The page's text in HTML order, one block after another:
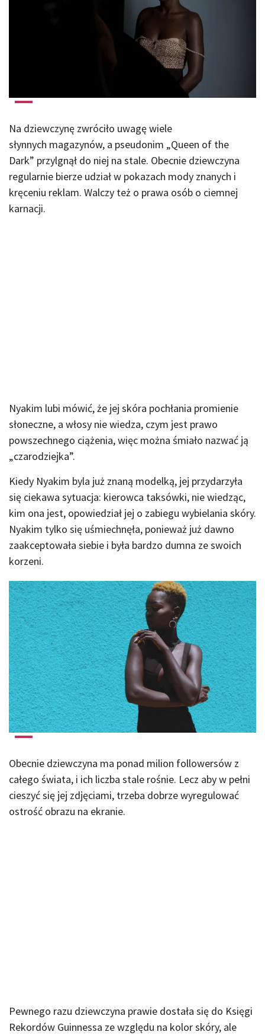
Na dziewczynę zwróciło uwagę wiele
słynnych magazynów, a pseudonim „Queen of the
Dark” przylgnął do niej na stale. Obecnie dziewczyna
regularnie bierze udział w pokazach mody znanych i
kręceniu reklam. Walczy też o prawa osób o ciemnej
karnacji.
Nyakim lubi mówić, że jej skóra pochłania promienie
słoneczne, a włosy nie wiedza, czym jest prawo
powszechnego ciążenia, więc można śmiało nazwać ją
„czarodziejka”.
Kiedy Nyakim byla już znaną modelką, jej przydarzyła
się ciekawa sytuacja: kierowca taksówki, nie wiedząc,
kim ona jest, opowiedział jej o zabiegu wybielania skóry.
Nyakim tylko się uśmiechnęła, ponieważ już dawno
zaakceptowała siebie i była bardzo dumna ze swoich
korzeni.
Obecnie dziewczyna ma ponad milion followersów z
całego świata, i ich liczba stale rośnie. Lecz aby w pełni
cieszyć się jej zdjęciami, trzeba dobrze wyregulować
ostrość obrazu na ekranie.
Pewnego razu dziewczyna prawie dostała się do Księgi
Rekordów Guinnessa ze względu na kolor skóry, ale